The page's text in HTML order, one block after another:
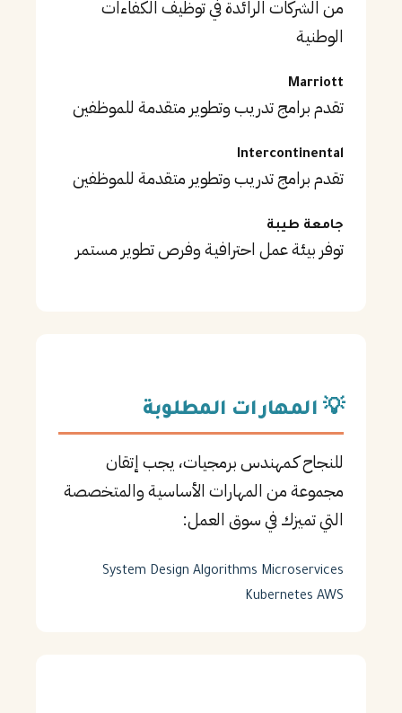
من الشركات الرائدة في توظيف الكفاءات
الوطنية
Marriott
تقدم برامج تدريب وتطوير متقدمة للموظفين
Intercontinental
تقدم برامج تدريب وتطوير متقدمة للموظفين
جامعة طيبة
توفر بيئة عمل احترافية وفرص تطوير مستمر
💡 المهارات المطلوبة
للنجاح كـمهندس برمجيات، يجب إتقان
مجموعة من المهارات الأساسية والمتخصصة
التي تميزك في سوق العمل:
System Design Algorithms Microservices
Kubernetes AWS